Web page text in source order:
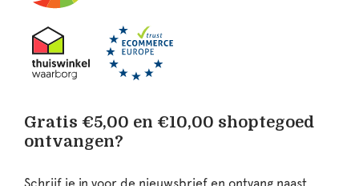
Gratis €5,00 en €10,00 shoptegoed
ontvangen?